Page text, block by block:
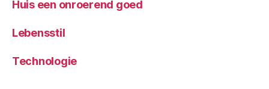
Huis een onroerend goed
Lebensstil
Technologie